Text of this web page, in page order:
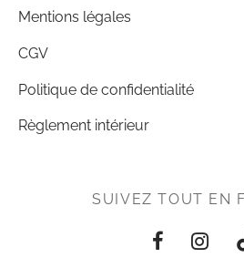
Mentions légales
CGV
Politique de confidentialité
Règlement intérieur
SUIVEZ TOUT EN